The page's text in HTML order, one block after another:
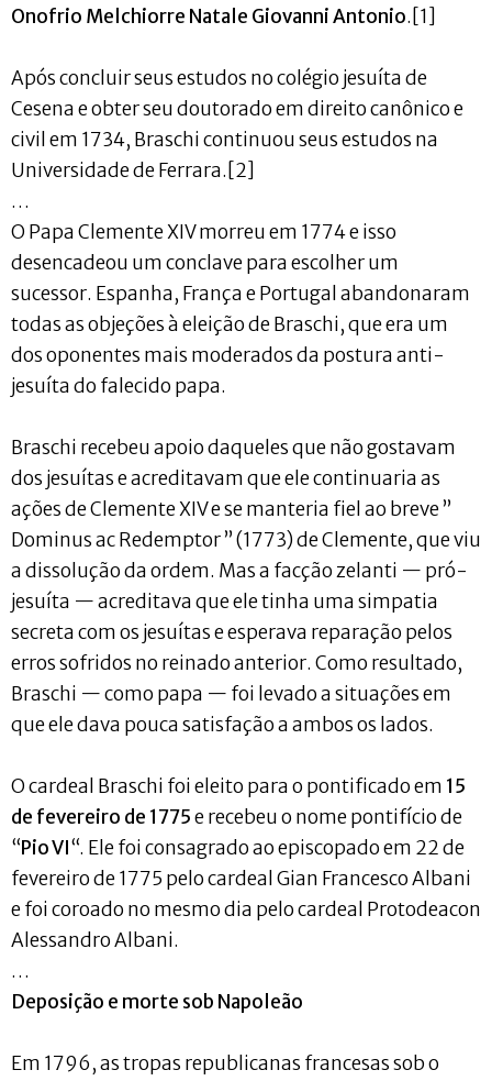
Onofrio Melchiorre Natale Giovanni Antonio.[1]
Após concluir seus estudos no colégio jesuíta de
Cesena e obter seu doutorado em direito canônico e
civil em 1734, Braschi continuou seus estudos na
Universidade de Ferrara.[2]
…
O Papa Clemente XIV morreu em 1774 e isso
desencadeou um conclave para escolher um
sucessor. Espanha, França e Portugal abandonaram
todas as objeções à eleição de Braschi, que era um
dos oponentes mais moderados da postura anti-
jesuíta do falecido papa.
Braschi recebeu apoio daqueles que não gostavam
dos jesuítas e acreditavam que ele continuaria as
ações de Clemente XIV e se manteria fiel ao breve ”
Dominus ac Redemptor ” (1773) de Clemente, que viu
a dissolução da ordem. Mas a facção zelanti — pró-
jesuíta — acreditava que ele tinha uma simpatia
secreta com os jesuítas e esperava reparação pelos
erros sofridos no reinado anterior. Como resultado,
Braschi — como papa — foi levado a situações em
que ele dava pouca satisfação a ambos os lados.
O cardeal Braschi foi eleito para o pontificado em 15
de fevereiro de 1775e recebeu o nome pontifício de
“Pio VI“. Ele foi consagrado ao episcopado em 22 de
fevereiro de 1775 pelo cardeal Gian Francesco Albani
e foi coroado no mesmo dia pelo cardeal Protodeacon
Alessandro Albani.
…
Deposição e morte sob Napoleão
Em 1796, as tropas republicanas francesas sob o